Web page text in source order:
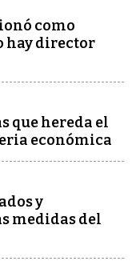
como
hay director
que hereda el
económica
y
medidas del